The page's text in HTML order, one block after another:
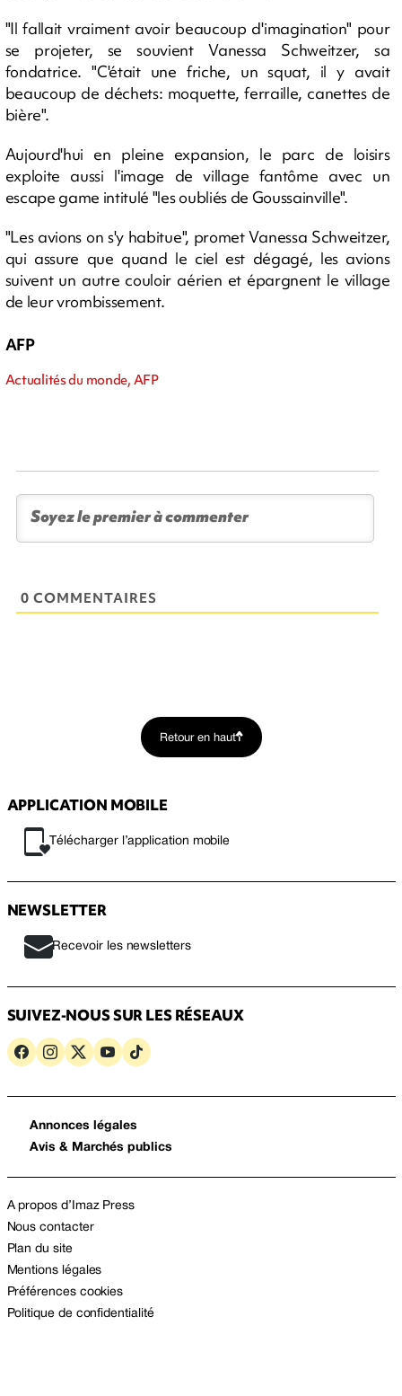
"Il fallait vraiment avoir beaucoup d'imagination" pour
se projeter, se souvient Vanessa Schweitzer, sa
fondatrice. "C'était une friche, un squat, il y avait
beaucoup de déchets: moquette, ferraille, canettes de
bière".
Aujourd'hui en pleine expansion, le parc de loisirs
exploite aussi l'image de village fantôme avec un
escape game intitulé "les oubliés de Goussainville".
"Les avions on s'y habitue", promet Vanessa Schweitzer,
qui assure que quand le ciel est dégagé, les avions
suivent un autre couloir aérien et épargnent le village
de leur vrombissement.
AFP
Actualités du monde, AFP
0 COMMENTAIRES
Retour en haut
APPLICATION MOBILE
Télécharger l’application mobile
NEWSLETTER
Recevoir les newsletters
SUIVEZ-NOUS SUR LES RÉSEAUX
Annonces légales
Avis & Marchés publics
A propos d’Imaz Press
Nous contacter
Plan du site
Mentions légales
Préférences cookies
Politique de confidentialité